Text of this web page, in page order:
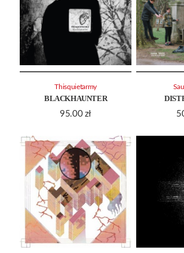
BLACKHAUNTER
95.00 zł
Thisquietarmy